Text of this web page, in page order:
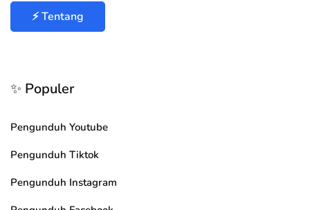
⚡ Tentang
✨ Populer
Pengunduh Youtube
Pengunduh Tiktok
Pengunduh Instagram